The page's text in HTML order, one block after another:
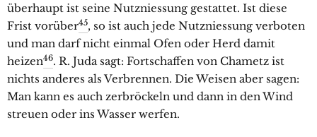
überhaupt ist seine Nutzniessung gestattet. Ist diese
Frist vorüber45, so ist auch jede Nutzniessung verboten
und man darf nicht einmal Ofen oder Herd damit
heizen46. R. Juda sagt: Fortschaffen von Chametz ist
nichts anderes als Verbrennen. Die Weisen aber sagen:
Man kann es auch zerbröckeln und dann in den Wind
streuen oder ins Wasser werfen.